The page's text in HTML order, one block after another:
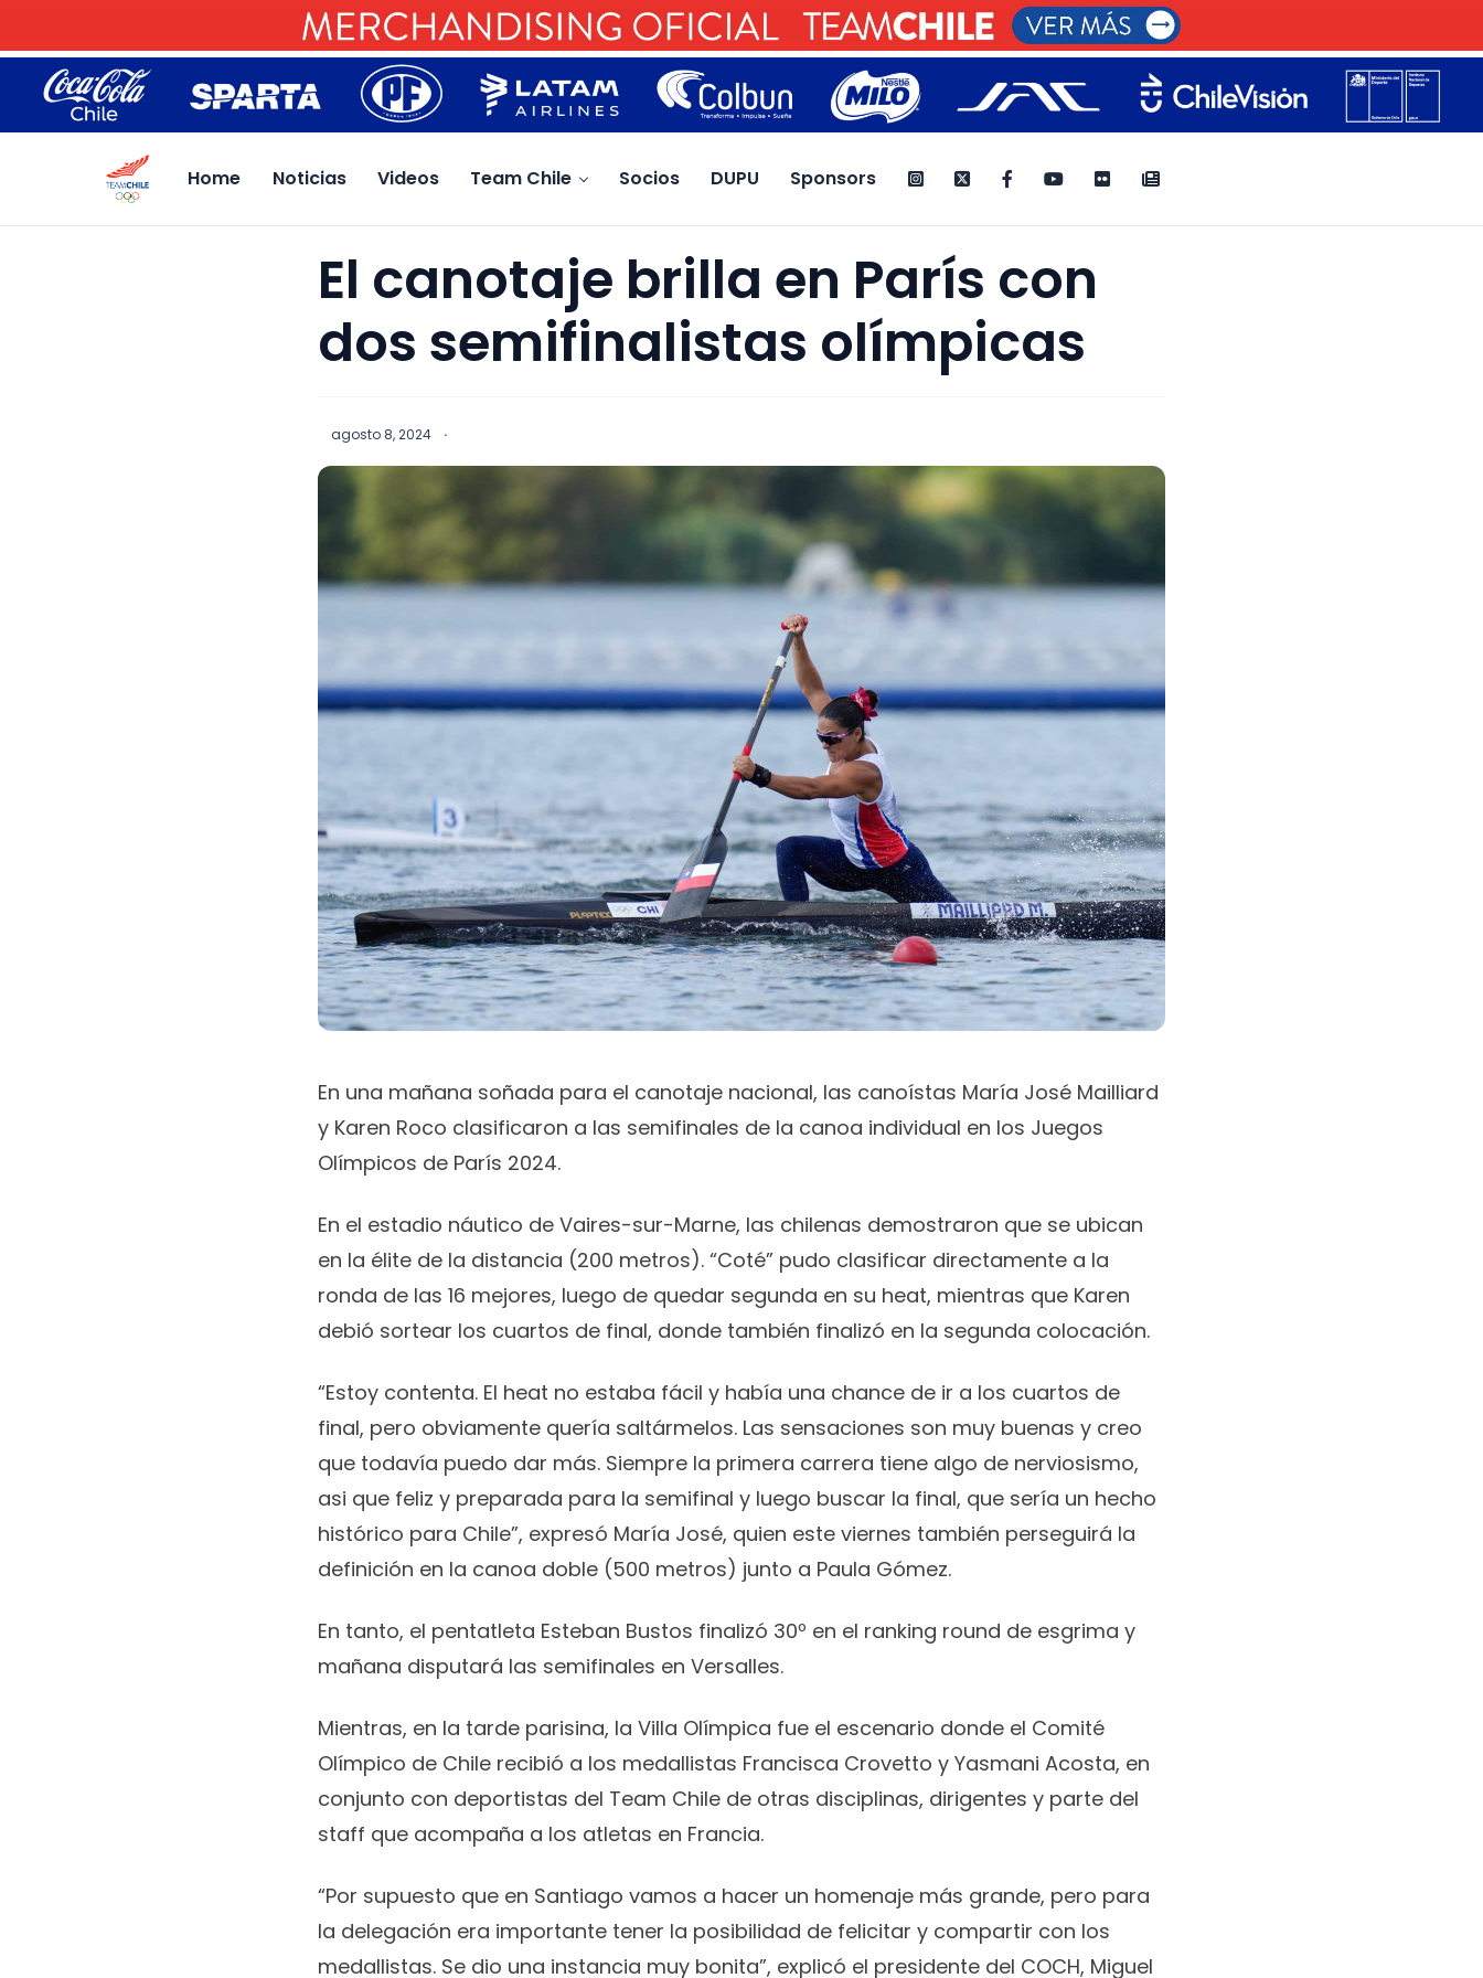
Home Noticias Videos Team Chile Socios DUPU Sponsors
El canotaje brilla en París con
dos semifinalistas olímpicas
agosto 8, 2024 ·
En una mañana soñada para el canotaje nacional, las canoístas María José Mailliard
y Karen Roco clasificaron a las semifinales de la canoa individual en los Juegos
Olímpicos de París 2024.
En el estadio náutico de Vaires-sur-Marne, las chilenas demostraron que se ubican
en la élite de la distancia (200 metros). “Coté” pudo clasificar directamente a la
ronda de las 16 mejores, luego de quedar segunda en su heat, mientras que Karen
debió sortear los cuartos de final, donde también finalizó en la segunda colocación.
“Estoy contenta. El heat no estaba fácil y había una chance de ir a los cuartos de
final, pero obviamente quería saltármelos. Las sensaciones son muy buenas y creo
que todavía puedo dar más. Siempre la primera carrera tiene algo de nerviosismo,
asi que feliz y preparada para la semifinal y luego buscar la final, que sería un hecho
histórico para Chile”, expresó María José, quien este viernes también perseguirá la
definición en la canoa doble (500 metros) junto a Paula Gómez.
En tanto, el pentatleta Esteban Bustos finalizó 30º en el ranking round de esgrima y
mañana disputará las semifinales en Versalles.
Mientras, en la tarde parisina, la Villa Olímpica fue el escenario donde el Comité
Olímpico de Chile recibió a los medallistas Francisca Crovetto y Yasmani Acosta, en
conjunto con deportistas del Team Chile de otras disciplinas, dirigentes y parte del
staff que acompaña a los atletas en Francia.
“Por supuesto que en Santiago vamos a hacer un homenaje más grande, pero para
la delegación era importante tener la posibilidad de felicitar y compartir con los
medallistas. Se dio una instancia muy bonita”, explicó el presidente del COCH, Miguel